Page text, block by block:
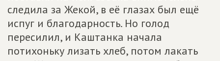
следила за Жекой, в её глазах был ещё
испуг и благодарность. Но голод
пересилил, и Каштанка начала
потихоньку лизать хлеб, потом лакать